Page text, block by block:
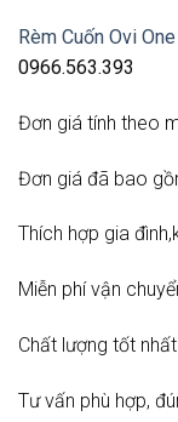
Rèm Cuốn Ovi One
0966.563.393
Đơn giá tính theo
Đơn giá đã bao
Thích hợp gia
Miễn phí vận
Chất lượng tốt
Tư vấn phù hợp,